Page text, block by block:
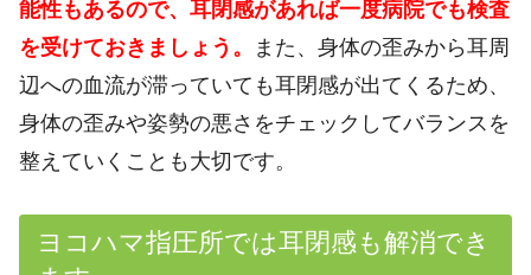
能性もあるので、耳閉感があれば一度病院でも検査
を受けておきましょう。
また、身体の歪みから耳周
辺への血流が滞っていても耳閉感が出てくるため、
身体の歪みや姿勢の悪さをチェックしてバランスを
整えていくことも大切です。
ヨコハマ指圧所では耳閉感も解消でき